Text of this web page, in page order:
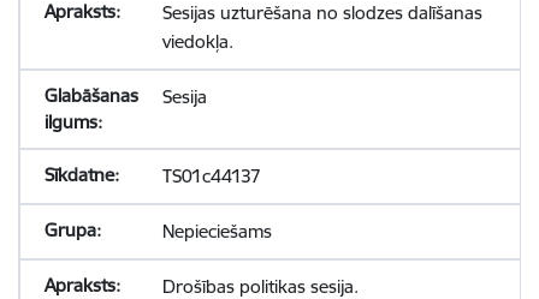
Sesijas uzturēšana no slodzes dalīšanas
viedokļa.
Sesija
TS01c44137
Nepieciešams
Drošības politikas sesija.